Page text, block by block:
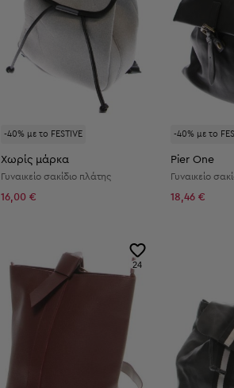
-40% με το FESTIVE
Χωρίς μάρκα
Γυναικείο σακίδιο πλάτης
16,00 €
-40% με το
Pier One
Γυναικείο
18,46 €
24